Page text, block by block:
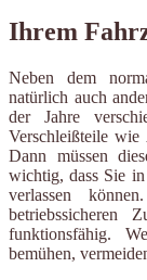
Ihrem
Neben dem
natürlich auch
der Jahre
Verschleißteile
Dann müssen
wichtig, dass Sie
verlassen
betriebssicheren
funktionsfähig.
bemühen,